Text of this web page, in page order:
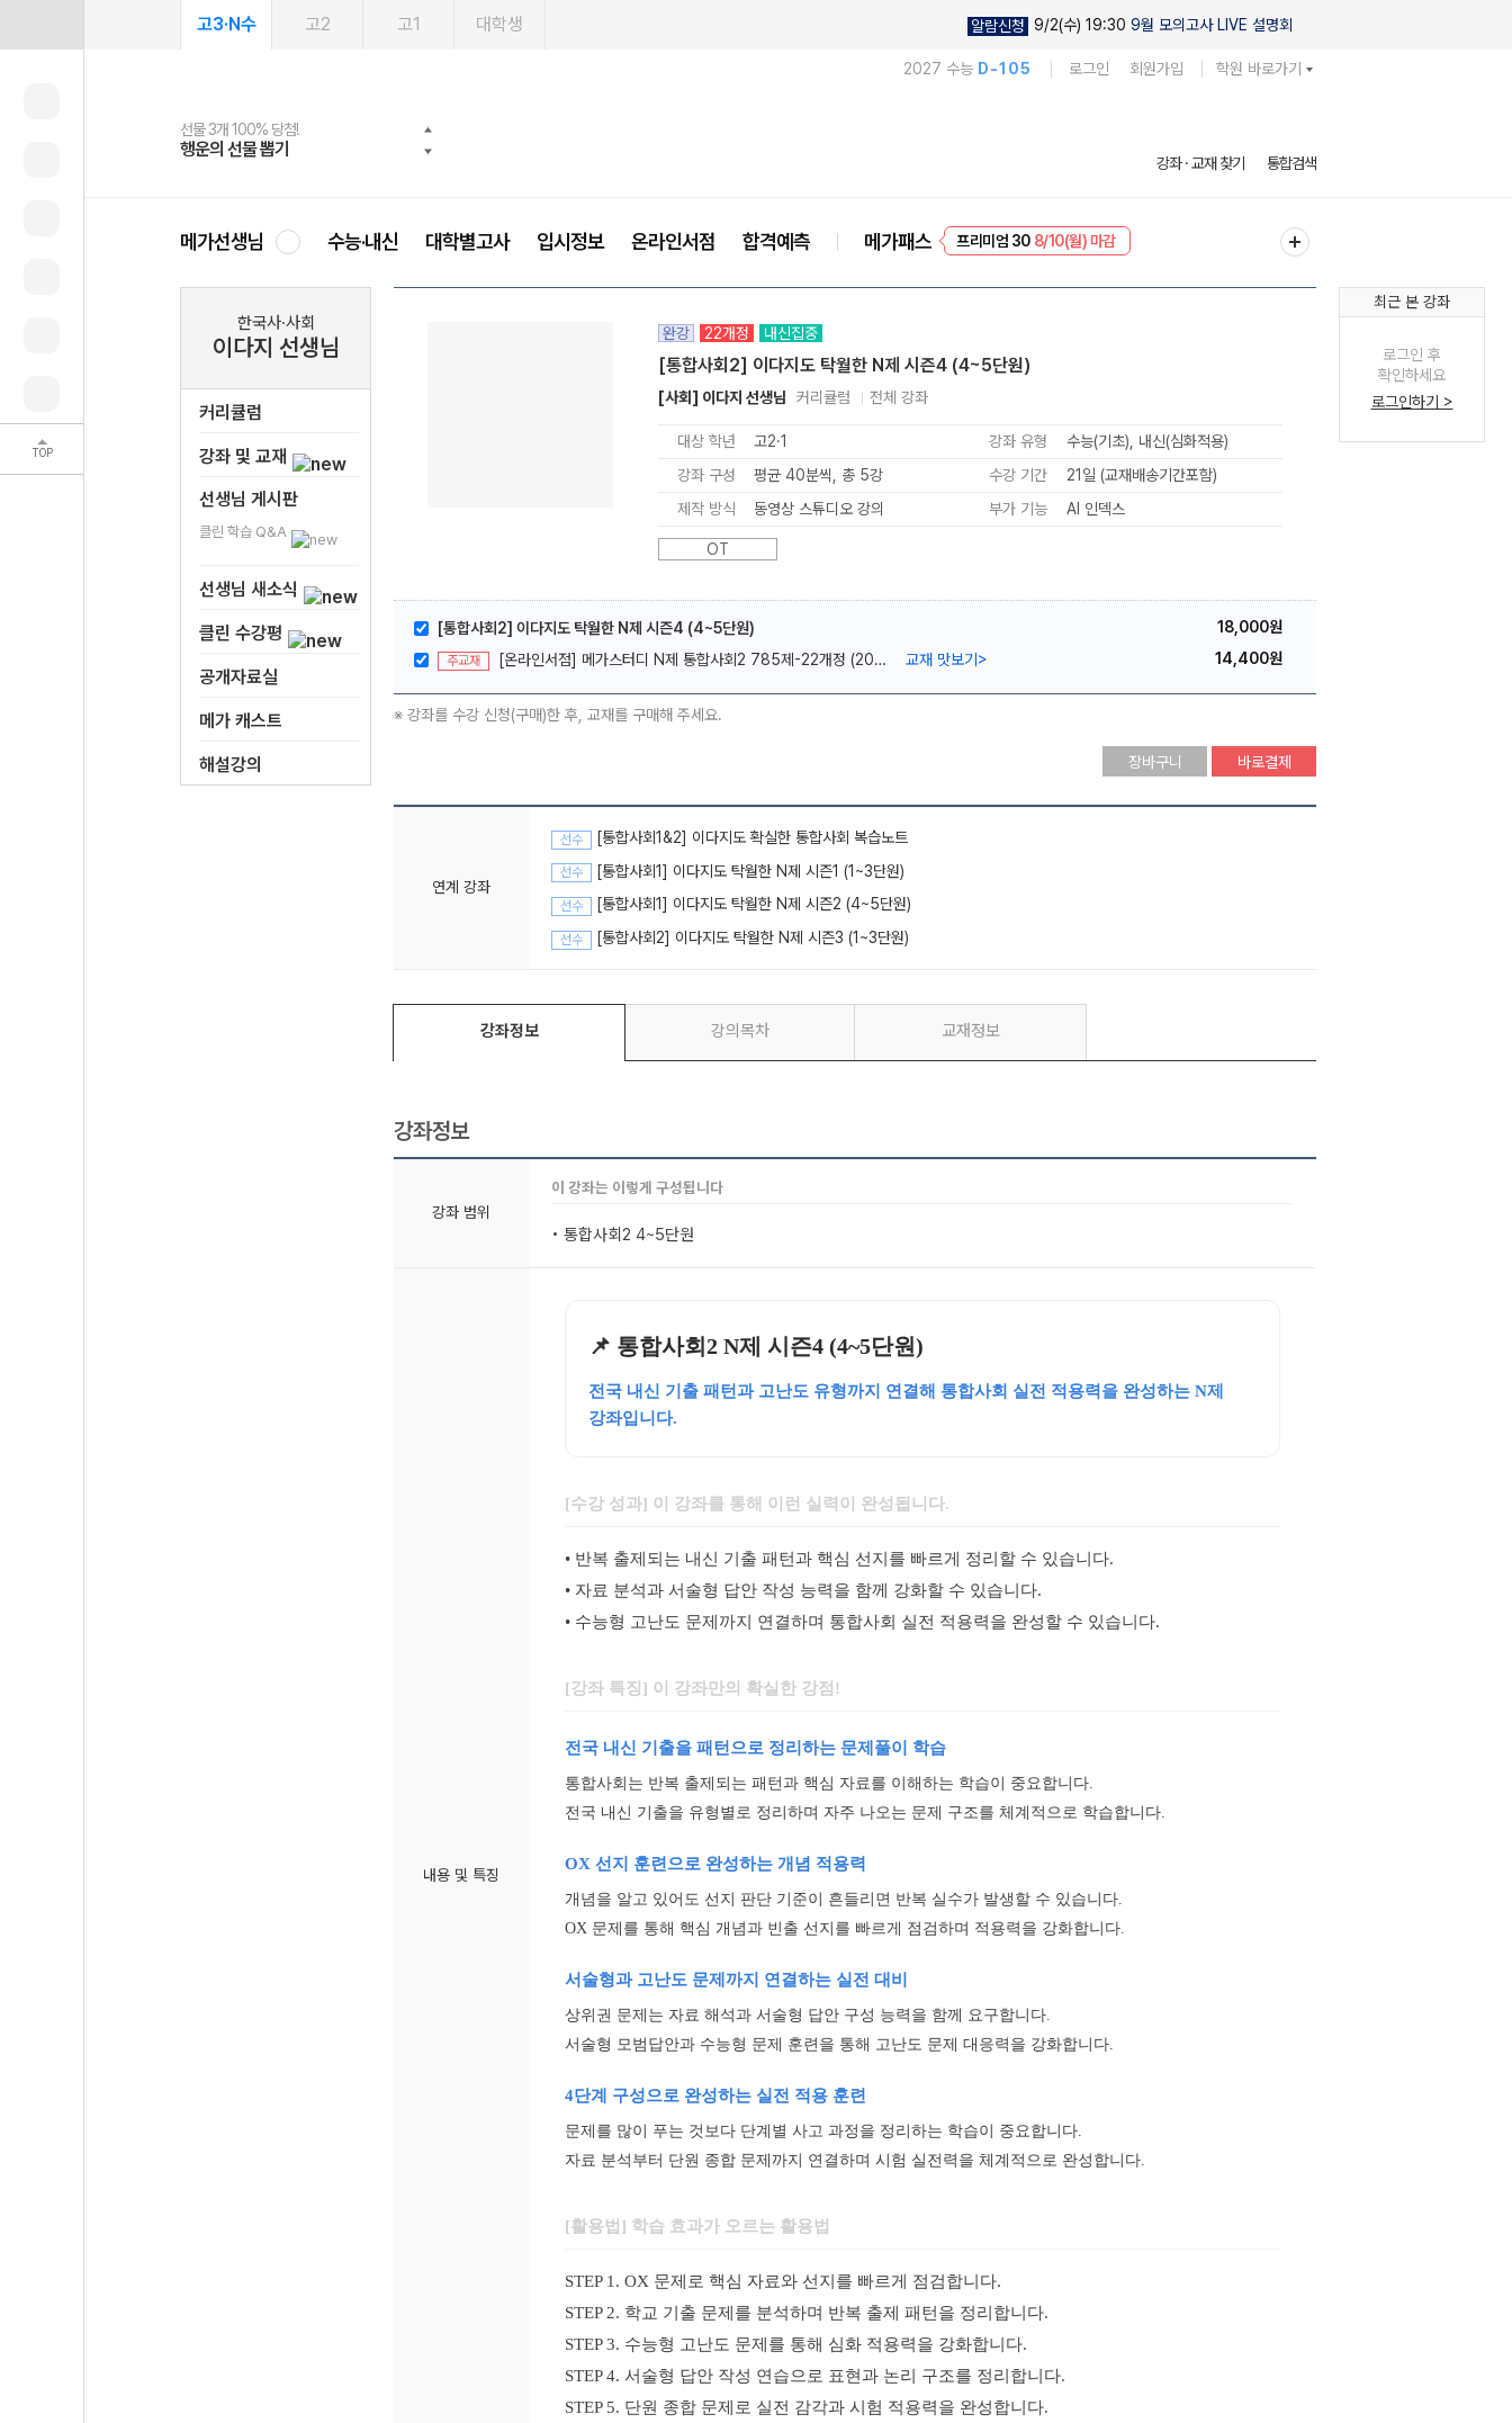
TOP
고3·N수 고2 고1 대학생 알람신청 9/2(수) 19:30 9월 모의고사 LIVE 설명회
2027 수능 D-105 로그인 회원가입 학원 바로가기
선물 3개 100% 당첨!
행운의 선물 뽑기
선물 100% 증정!
메가스터디 X 올리브
여름방학 스터디 캐시백
메가런 썸머스쿨
2027 러셀 단과
강사 공개선발
스마트러닝앱
설문 EVENT
메가패스
3일 무료 체험권
메가패스 수강생 무료혜택!
메가클럽 멤버십
사회공헌 캠페인
희망이룸 메가나눔
강좌 · 교재 찾기 통합검색
메가선생님 수능·내신 대학별고사 입시정보 온라인서점 합격예측 메가패스
EVENT8/10(월) 마감
한국사·사회
이다지 선생님
커리큘럼
강좌 및 교재
선생님 게시판
클린 학습 Q&A
선생님 새소식
클린 수강평
공개자료실
메가 캐스트
해설강의
완강 22개정 내신집중
[통합사회2] 이다지도 탁월한 N제 시즌4 (4~5단원)
[사회] 이다지 선생님 커리큘럼 전체 강좌
대상 학년 고2·1 강좌 유형
수능(기초), 내신(심화적용)
강좌 구성
평균 40분씩, 총 5강 수강 기간
21일 (교재배송기간포함)
제작 방식
동영상 스튜디오 강의 부가 기능 AI 인덱스
OT
[통합사회2] 이다지도 탁월한 N제 시즌4 (4~5단원) 18,000원
주교재 [온라인서점] 메가스터디 N제 통합사회2 785제-22개정 (2026년용) 교재 맛보기 > 14,400원
※ 강좌를 수강 신청(구매)한 후, 교재를 구매해 주세요.
장바구니 바로결제
연계 강좌
선수 [통합사회1&2] 이다지도 확실한 통합사회 복습노트
선수 [통합사회1] 이다지도 탁월한 N제 시즌1 (1~3단원)
선수 [통합사회1] 이다지도 탁월한 N제 시즌2 (4~5단원)
선수 [통합사회2] 이다지도 탁월한 N제 시즌3 (1~3단원)
강좌정보 강의목차 교재정보
강좌정보
강좌 범위
이 강좌는 이렇게 구성됩니다
• 통합사회2 4~5단원
내용 및 특징
📌 통합사회2 N제 시즌4 (4~5단원)
전국 내신 기출 패턴과 고난도 유형까지 연결해 통합사회 실전 적용력을 완성하는 N제
강좌입니다.
[수강 성과] 이 강좌를 통해 이런 실력이 완성됩니다.
• 반복 출제되는 내신 기출 패턴과 핵심 선지를 빠르게 정리할 수 있습니다.
• 자료 분석과 서술형 답안 작성 능력을 함께 강화할 수 있습니다.
• 수능형 고난도 문제까지 연결하며 통합사회 실전 적용력을 완성할 수 있습니다.
[강좌 특징] 이 강좌만의 확실한 강점!
전국 내신 기출을 패턴으로 정리하는 문제풀이 학습
통합사회는 반복 출제되는 패턴과 핵심 자료를 이해하는 학습이 중요합니다.
전국 내신 기출을 유형별로 정리하며 자주 나오는 문제 구조를 체계적으로 학습합니다.
OX 선지 훈련으로 완성하는 개념 적용력
개념을 알고 있어도 선지 판단 기준이 흔들리면 반복 실수가 발생할 수 있습니다.
OX 문제를 통해 핵심 개념과 빈출 선지를 빠르게 점검하며 적용력을 강화합니다.
서술형과 고난도 문제까지 연결하는 실전 대비
상위권 문제는 자료 해석과 서술형 답안 구성 능력을 함께 요구합니다.
서술형 모범답안과 수능형 문제 훈련을 통해 고난도 문제 대응력을 강화합니다.
4단계 구성으로 완성하는 실전 적용 훈련
문제를 많이 푸는 것보다 단계별 사고 과정을 정리하는 학습이 중요합니다.
자료 분석부터 단원 종합 문제까지 연결하며 시험 실전력을 체계적으로 완성합니다.
[활용법] 학습 효과가 오르는 활용법
STEP 1. OX 문제로 핵심 자료와 선지를 빠르게 점검합니다.
STEP 2. 학교 기출 문제를 분석하며 반복 출제 패턴을 정리합니다.
STEP 3. 수능형 고난도 문제를 통해 심화 적용력을 강화합니다.
STEP 4. 서술형 답안 작성 연습으로 표현과 논리 구조를 정리합니다.
STEP 5. 단원 종합 문제로 실전 감각과 시험 적용력을 완성합니다.
최근 본 강좌
로그인 후
확인하세요
로그인하기 >